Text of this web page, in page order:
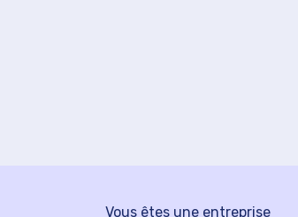
Vous êtes une entreprise